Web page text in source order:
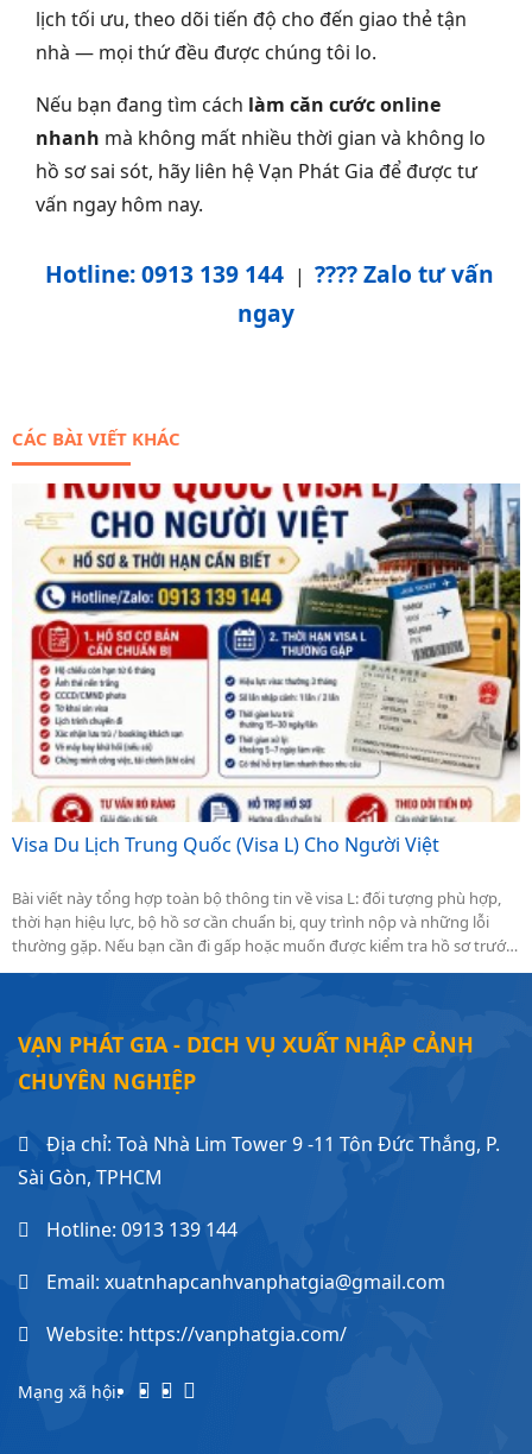
lịch tối ưu, theo dõi tiến độ cho đến giao thẻ tận
nhà — mọi thứ đều được chúng tôi lo.
Nếu bạn đang tìm cách làm căn cước online
nhanh mà không mất nhiều thời gian và không lo
hồ sơ sai sót, hãy liên hệ Vạn Phát Gia để được tư
vấn ngay hôm nay.
Hotline: 0913 139 144 | ???? Zalo tư vấn
ngay
CÁC BÀI VIẾT KHÁC
Visa Du Lịch Trung Quốc (visa L) Cho Người Việt
Bài viết này tổng hợp toàn bộ thông tin về visa L: đối tượng phù hợp,
thời hạn hiệu lực, bộ hồ sơ cần chuẩn bị, quy trình nộp và những lỗi
thường gặp. Nếu bạn cần đi gấp hoặc muốn được kiểm tra hồ sơ trước
khi nộp, dịch vụ làm visa Trung Quốc nhanh sẽ hỗ trợ bạn hoàn thiện
VẠN PHÁT GIA - DICH VỤ XUẤT NHẬP CẢNH
CHUYÊN NGHIỆP
Địa chỉ: Toà Nhà Lim Tower 9 -11 Tôn Đức Thắng, P.
Sài Gòn, TPHCM
Hotline: 0913 139 144
Email: xuatnhapcanhvanphatgia@gmail.com
Website: https://vanphatgia.com/
Mạng xã hội: